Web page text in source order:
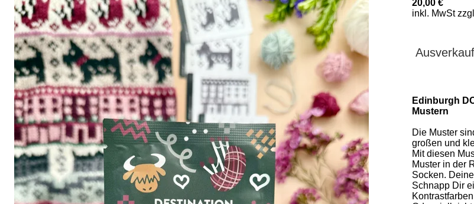
20,00 €
inkl. MwSt
Edinburgh
Mustern
Die Muster
großen und
Mit diesen
Muster in der
Socken.
Schnapp Dir